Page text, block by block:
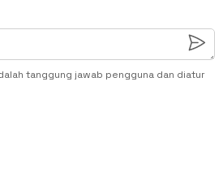
tanggung jawab pengguna dan diatur